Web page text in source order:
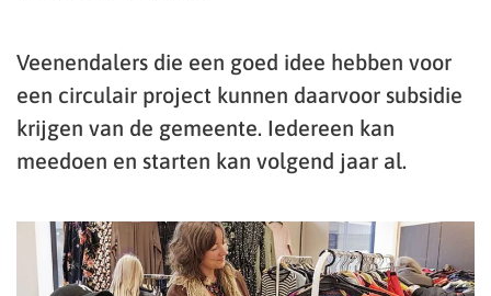
Veenendalers die een goed idee hebben voor
een circulair project kunnen daarvoor subsidie
krijgen van de gemeente. Iedereen kan
meedoen en starten kan volgend jaar al.